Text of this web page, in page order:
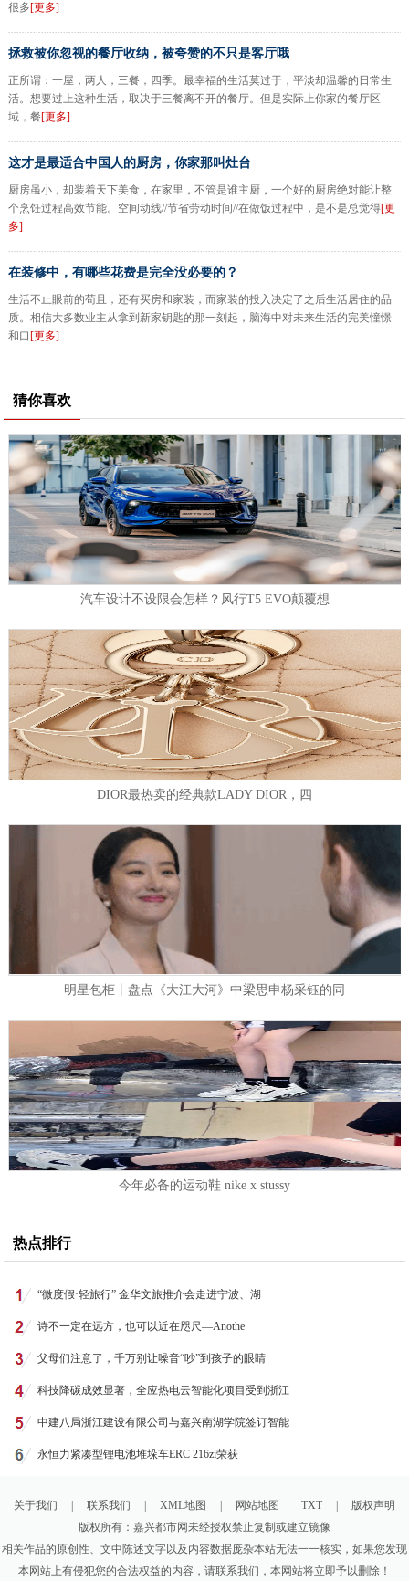
很多[更多]
拯救被你忽视的餐厅收纳，被夸赞的不只是客厅哦
正所谓：一屋，两人，三餐，四季。最幸福的生活莫过于，平淡却温馨的日常生
活。想要过上这种生活，取决于三餐离不开的餐厅。但是实际上你家的餐厅区
域，餐[更多]
这才是最适合中国人的厨房，你家那叫灶台
厨房虽小，却装着天下美食，在家里，不管是谁主厨，一个好的厨房绝对能让整
个烹饪过程高效节能。空间动线//节省劳动时间//在做饭过程中，是不是总觉得[更
多]
在装修中，有哪些花费是完全没必要的？
生活不止眼前的苟且，还有买房和家装，而家装的投入决定了之后生活居住的品
质。相信大多数业主从拿到新家钥匙的那一刻起，脑海中对未来生活的完美憧憬
和口 [更多]
猜你喜欢
汽车设计不设限会怎样？风行T5 EVO颠覆想
DIOR最热卖的经典款LADY DIOR，四
明星包柜丨盘点《大江大河》中梁思申杨采钰的同
今年必备的运动鞋 nike x stussy
热点排行
“微度假·轻旅行” 金华文旅推介会走进宁波、湖
诗不一定在远方，也可以近在咫尺—Anothe
父母们注意了，千万别让噪音“吵”到孩子的眼睛
科技降碳成效显著，全应热电云智能化项目受到浙江
中建八局浙江建设有限公司与嘉兴南湖学院签订智能
永恒力紧凑型锂电池堆垛车ERC 216zi荣获
关于我们 联系我们 XML地图 网站地图 TXT
版权声明
版权所有：嘉兴都市网未经授权禁止复制或建立镜像
相关作品的原创性、文中陈述文字以及内容数据庞杂本站无法一一核实，如果您发现
本网站上有侵犯您的合法权益的内容，请联系我们，本网站将立即予以删除！